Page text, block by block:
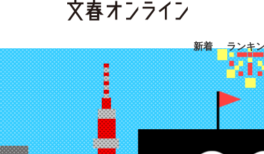
新着 ランキ
スクープ
おす